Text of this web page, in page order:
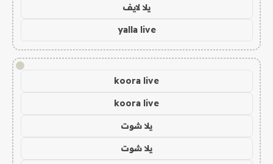
يلا لايف
yalla live
!
koora live
koora live
يلا شوت
يلا شوت